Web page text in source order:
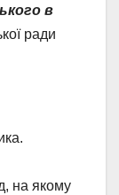
в
ради
на якому